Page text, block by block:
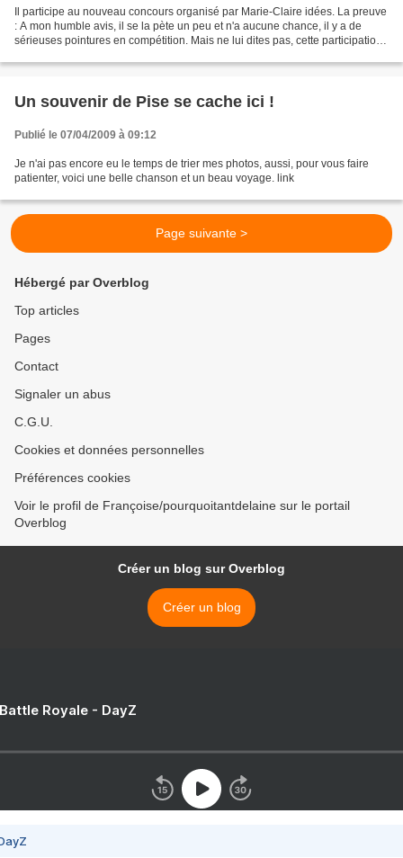
Il participe au nouveau concours organisé par Marie-Claire idées. La preuve
: A mon humble avis, il se la pète un peu et n'a aucune chance, il y a de
sérieuses pointures en compétition. Mais ne lui dites pas, cette participation
Un souvenir de Pise se cache ici !
Publié le 07/04/2009 à 09:12
Je n'ai pas encore eu le temps de trier mes photos, aussi, pour vous faire
patienter, voici une belle chanson et un beau voyage. link
Page suivante >
Hébergé par Overblog
Top articles
Pages
Contact
Signaler un abus
C.G.U.
Cookies et données personnelles
Préférences cookies
Voir le profil de Françoise/pourquoitantdelaine sur le portail
Overblog
Créer un blog sur Overblog
Créer un blog
Royale - DayZ